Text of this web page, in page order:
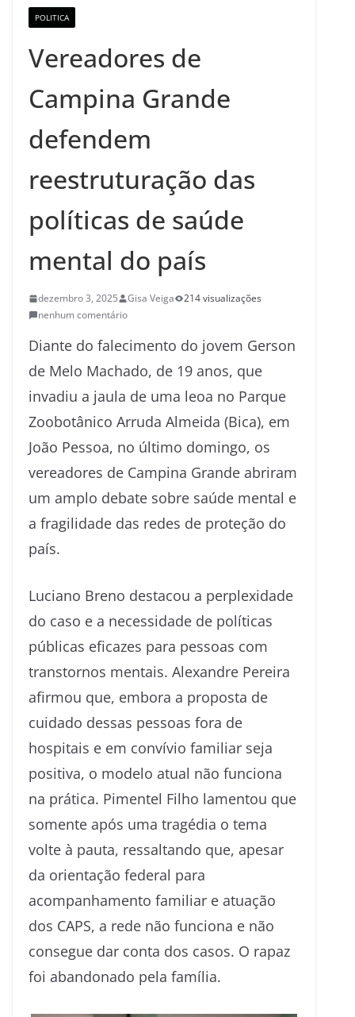
POLITICA
Vereadores de
Campina Grande
defendem
reestruturação das
políticas de saúde
mental do país
dezembro 3, 2025 Gisa Veiga
214 visualizações
nenhum comentário
Diante do falecimento do jovem Gerson
de Melo Machado, de 19 anos, que
invadiu a jaula de uma leoa no Parque
Zoobotânico Arruda Almeida (Bica), em
João Pessoa, no último domingo, os
vereadores de Campina Grande abriram
um amplo debate sobre saúde mental e
a fragilidade das redes de proteção do
país.
Luciano Breno destacou a perplexidade
do caso e a necessidade de políticas
públicas eficazes para pessoas com
transtornos mentais. Alexandre Pereira
afirmou que, embora a proposta de
cuidado dessas pessoas fora de
hospitais e em convívio familiar seja
positiva, o modelo atual não funciona
na prática. Pimentel Filho lamentou que
somente após uma tragédia o tema
volte à pauta, ressaltando que, apesar
da orientação federal para
acompanhamento familiar e atuação
dos CAPS, a rede não funciona e não
consegue dar conta dos casos. O rapaz
foi abandonado pela família.